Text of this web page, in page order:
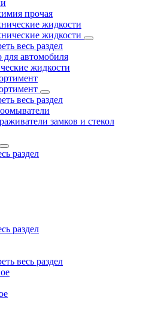
прочая
жидкости
жидкости
весь раздел
для автомобиля
жидкости
весь раздел
замков и стекол
раздел
раздел
весь раздел